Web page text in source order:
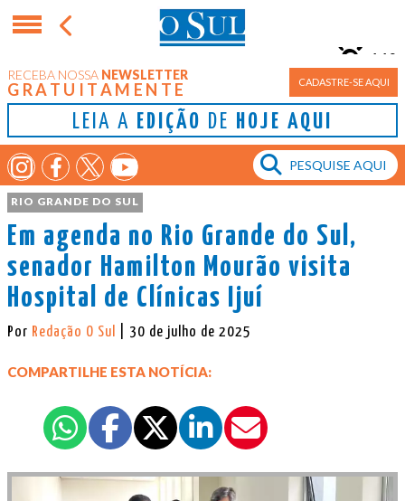
RECEBA NOSSA NEWSLETTER
GRATUITAMENTE CADASTRE-SE AQUI
LEIA A EDIÇÃO DE HOJE AQUI
Porto Alegre
11°
RIO GRANDE DO SUL
Em agenda no Rio Grande do Sul,
senador Hamilton Mourão visita
Hospital de Clínicas Ijuí
Por Redação O Sul | 30 de julho de 2025
COMPARTILHE ESTA NOTÍCIA: